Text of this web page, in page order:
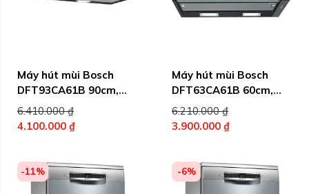
Máy hút mùi Bosch
DFT93CA61B 90cm,
series 2
6.410.000₫Giá
gốc
4.100.000 ₫
tại
là:
Máy hút mùi Bosch
DFT63CA61B 60cm,
series 2
6.210.000₫Giá
gốc
3.900.000 ₫
tại
là:
-11% -6%